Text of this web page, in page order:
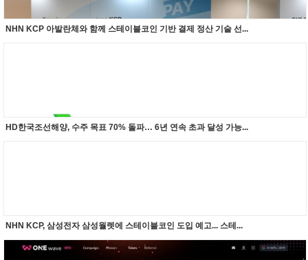
NHN KCP 아발란체와 함께 스테이블코인 기반 결제 정산 기술 선...
HD한국조선해양, 수주 목표 70% 돌파… 6년 연속 초과 달성 가능...
NHN KCP, 삼성전자 삼성월렛에 스테이블코인 도입 예고... 스테...